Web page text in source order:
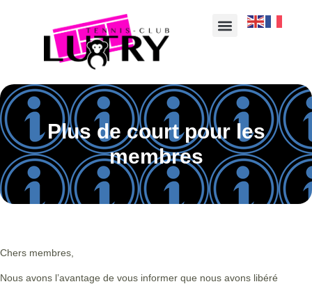
Plus de court pour les
membres
Chers membres,
Nous avons l’avantage de vous informer que nous avons libéré